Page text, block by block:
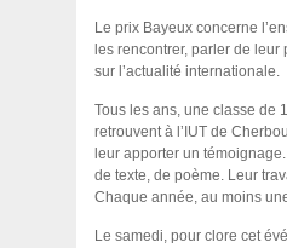
Le prix Bayeux concerne
les rencontrer, parler de
sur l’actualité internationale.
Tous les ans, une classe de
retrouvent à l’IUT de
leur apporter un
de texte, de poème. Leur
Chaque année, au moins
Le samedi, pour clore cet